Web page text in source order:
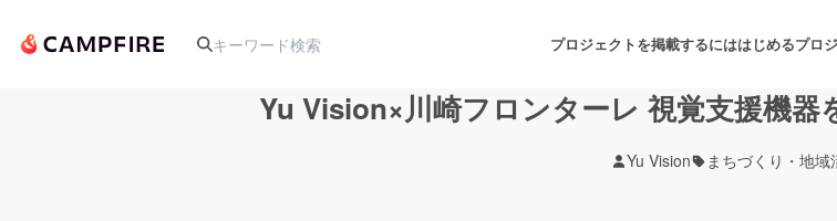
プロジェクトを掲載するにははじめるプロ
Yu Vision×川崎フロンターレ 視覚支援機器
Yu Vision まちづくり・地域